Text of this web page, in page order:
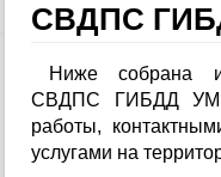
СВДПС
Ниже собрана
СВДПС ГИБДД
работы,
услугами на